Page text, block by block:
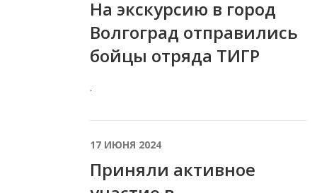
На экскурсию в город
Волгоград отправились
бойцы отряда ТИГР
.
17 ИЮНЯ 2024
Приняли активное